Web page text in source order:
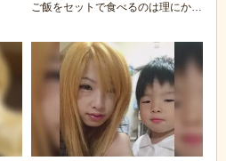
ご飯をセットで食べるのは理にかな